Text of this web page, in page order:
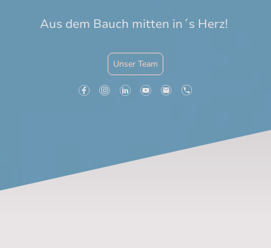
Aus dem Bauch mitten in´s Herz!
Unser Team